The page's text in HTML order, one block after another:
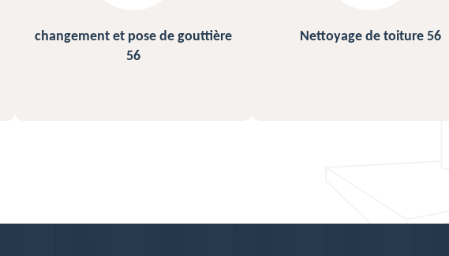
Nettoyage de toiture 56 Peinture sur ardoise et